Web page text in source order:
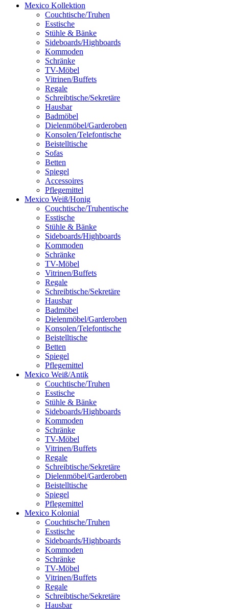
Mexico Kollektion
Couchtische/Truhen
Esstische
Stühle & Bänke
Sideboards/Highboards
Kommoden
Schränke
TV-Möbel
Vitrinen/Buffets
Regale
Schreibtische/Sekretäre
Hausbar
Badmöbel
Dielenmöbel/Garderoben
Konsolen/Telefontische
Beistelltische
Sofas
Betten
Spiegel
Accessoires
Pflegemittel
Mexico Weiß/Honig
Couchtische/Truhentische
Esstische
Stühle & Bänke
Sideboards/Highboards
Kommoden
Schränke
TV-Möbel
Vitrinen/Buffets
Regale
Schreibtische/Sekretäre
Hausbar
Badmöbel
Dielenmöbel/Garderoben
Konsolen/Telefontische
Beistelltische
Betten
Spiegel
Pflegemittel
Mexico Weiß/Antik
Couchtische/Truhen
Esstische
Stühle & Bänke
Sideboards/Highboards
Kommoden
Schränke
TV-Möbel
Vitrinen/Buffets
Regale
Schreibtische/Sekretäre
Dielenmöbel/Garderoben
Beistelltische
Spiegel
Pflegemittel
Mexico Kolonial
Couchtische/Truhen
Esstische
Sideboards/Highboards
Kommoden
Schränke
TV-Möbel
Vitrinen/Buffets
Regale
Schreibtische/Sekretäre
Hausbar